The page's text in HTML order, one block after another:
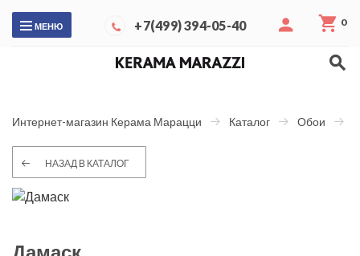
МЕНЮ +7(499) 394-05-40 0
Интернет-магазин Керама Марацци Каталог Обои
НАЗАД В КАТАЛОГ